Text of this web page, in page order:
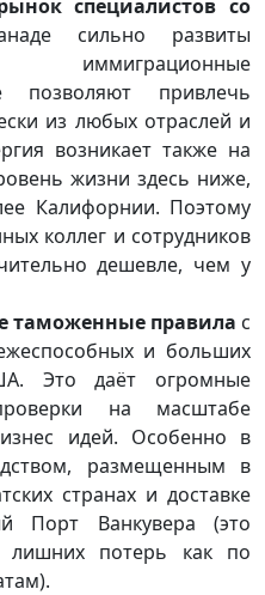
специалистов со
сильно развиты
иммиграционные
позволяют привлечь
из любых отраслей и
возникает также на
жизни здесь ниже,
Калифорнии. Поэтому
коллег и сотрудников
дешевле, чем у
таможенные правила с
и больших
Это даёт огромные
на масштабе
идей. Особенно в
размещенным в
странах и доставке
Порт Ванкувера (это
потерь как по